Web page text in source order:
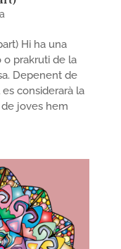
Hi ha una
o prakruti de la
Depenent de
considerarà la
joves hem